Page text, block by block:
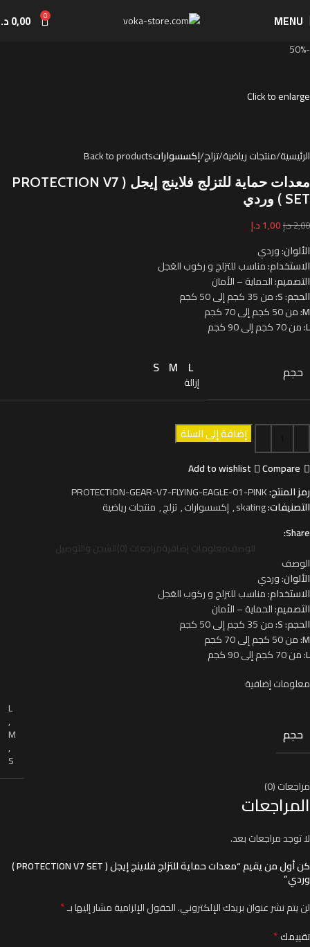
MENU
0
0,00
-50%
Click to enlarge
الرئيسية منتجات رياضية تزلج إكسسواراتBack to products
معدات حماية للتزلج فلاينج إيجل ( PROTECTION V7
SET ) وردي
2,00د.إ1,00د.إ
الألوان:وردي
الاستخدام:مناسب للتزلج و ركوب العَجل
التصميم:الحماية – الأمان
الحجم: S:
من 35 كجم إلى 50 كجم
M: من 50 كجم إلى 70 كجم
L: من 70 كجم إلى 90 كجم
حجم L
M
S
إزالة
إضافة إلى السلة
Compare
Add to wishlist
رمز المنتج:PROTECTION-GEAR-V7-FLYING-EAGLE-01-PINK
التصنيفات:skating
,إكسسوارات,تزلج, منتجات رياضية
Share:
الوصفمعلومات إضافيةمراجعات (0) الشحن والتوصيل
الوصف
الألوان:وردي
الاستخدام:مناسب للتزلج و ركوب العَجل
التصميم:الحماية – الأمان
الحجم: S:
من 35 كجم إلى 50 كجم
M: من 50 كجم إلى 70 كجم
L: من 70 كجم إلى 90 كجم
معلومات إضافية
حجم
L
,
M
,
S
مراجعات (0)
المراجعات
لا توجد مراجعات بعد.
كن أول من يقيم “معدات حماية للتزلج فلاينج إيجل ( PROTECTION V7 SET )
وردي”
لن يتم نشر عنوان بريدك الإلكتروني.الحقول الإلزامية مشار إليها بـ*
تقييمك*